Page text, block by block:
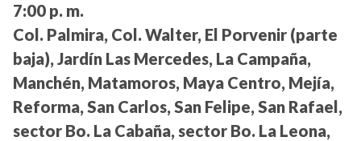
7:00 p. m.
Col. Palmira, Col. Walter, El Porvenir (parte
baja), Jardín Las Mercedes, La Campaña,
Manchén, Matamoros, Maya Centro, Mejía,
Reforma, San Carlos, San Felipe, San Rafael,
sector Bo. La Cabaña, sector Bo. La Leona,